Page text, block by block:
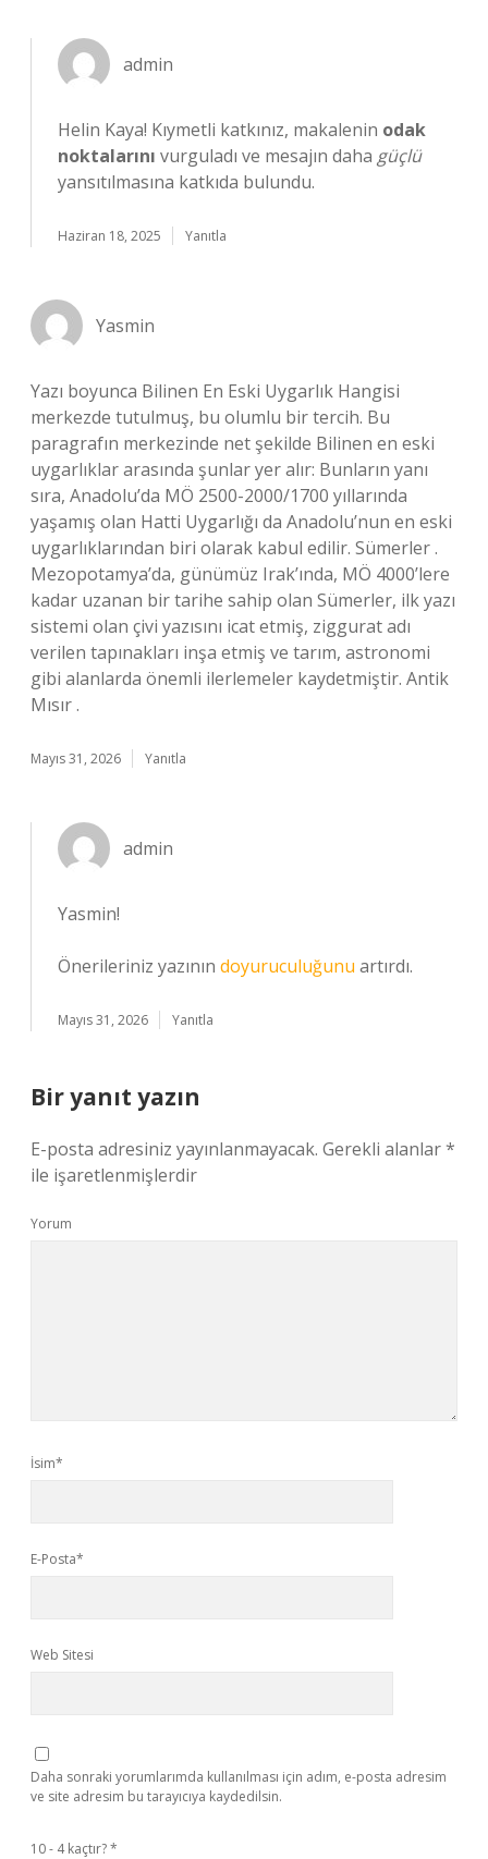
admin
Helin Kaya! Kıymetli katkınız, makalenin odak
noktalarını vurguladı ve mesajın daha güçlü
yansıtılmasına katkıda bulundu.
Haziran 18, 2025 Yanıtla
Yasmin
Yazı boyunca Bilinen En Eski Uygarlık Hangisi
merkezde tutulmuş, bu olumlu bir tercih. Bu
paragrafın merkezinde net şekilde Bilinen en eski
uygarlıklar arasında şunlar yer alır: Bunların yanı
sıra, Anadolu’da MÖ 2500-2000/1700 yıllarında
yaşamış olan Hatti Uygarlığı da Anadolu’nun en eski
uygarlıklarından biri olarak kabul edilir. Sümerler .
Mezopotamya’da, günümüz Irak’ında, MÖ 4000’lere
kadar uzanan bir tarihe sahip olan Sümerler, ilk yazı
sistemi olan çivi yazısını icat etmiş, ziggurat adı
verilen tapınakları inşa etmiş ve tarım, astronomi
gibi alanlarda önemli ilerlemeler kaydetmiştir. Antik
Mısır .
Mayıs 31, 2026 Yanıtla
admin
Yasmin!
Önerileriniz yazının doyuruculuğunu artırdı.
Mayıs 31, 2026 Yanıtla
Bir yanıt yazın
E-posta adresiniz yayınlanmayacak. Gerekli alanlar*
ile işaretlenmişlerdir
Yorum
İsim*
E-Posta*
Web Sitesi
Daha sonraki yorumlarımda kullanılması için adım, e-posta adresim
ve site adresim bu tarayıcıya kaydedilsin.
10 - 4 kaçtır?*